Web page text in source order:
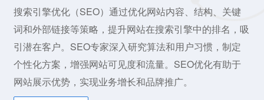
搜索引擎优化（SEO）通过优化网站内容、结构、关键
词和外部链接等策略，提升网站在搜索引擎中的排名，吸
引潜在客户。SEO专家深入研究算法和用户习惯，制定
个性化方案，增强网站可见度和流量。SEO优化有助于
网站展示优势，实现业务增长和品牌推广。